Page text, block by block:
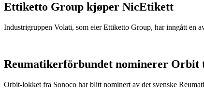
Ettiketto Group kjøper NicEtikett
Industrigruppen Volati, som eier Ettiketto Group, har inngått en
Reumatikerförbundet nominerer Orbit
Orbit-lokket fra Sonoco har blitt nominert av det svenske